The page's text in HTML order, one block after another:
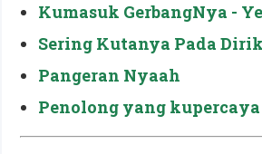
Kumasuk GerbangNya -
Sering Kutanya Pada
Pangeran Nyaah
Penolong yang